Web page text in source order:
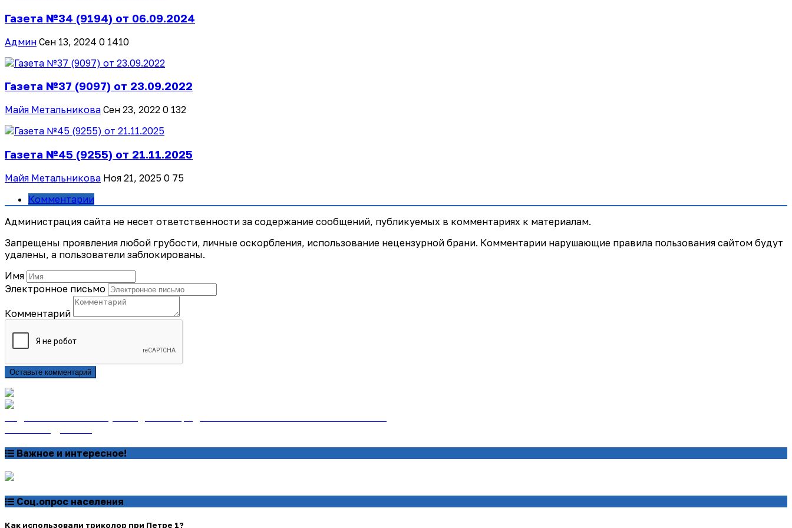
Газета №34 (9194) от 06.09.2024
Админ Сен 13, 2024 0 1410
Газета №37 (9097) от 23.09.2022
Майя Метальникова Сен 23, 2022 0 132
Газета №45 (9255) от 21.11.2025
Майя Метальникова Ноя 21, 2025 0 75
Комментарии
Администрация сайта не несет ответственности за содержание сообщений, публикуемых в комментариях к материалам.
Запрещены проявления любой грубости, личные оскорбления, использование нецензурной брани. Комментарии нарушающие правила пользования сайтом будут
удалены, а пользователи заблокированы.
Имя
Электронное письмо
Комментарий
Оставьте комментарий
Важное и интересное!
Соц.опрос населения
Как использовали триколор при Петре 1?